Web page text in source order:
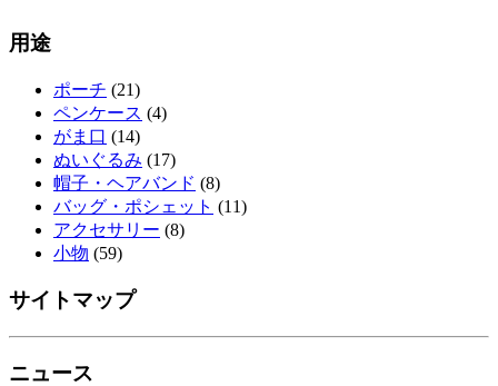
用途
ポーチ (21)
ペンケース (4)
がま口 (14)
ぬいぐるみ (17)
帽子・ヘアバンド (8)
バッグ・ポシェット (11)
アクセサリー (8)
小物 (59)
サイトマップ
ニュース